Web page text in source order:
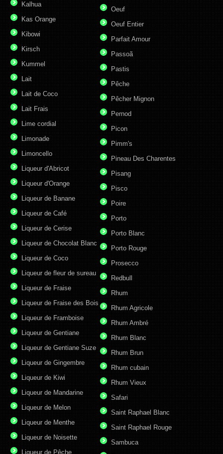
Kalhua
Kas Orange
Kibowi
Kirsch
Kummel
Lait
Lait de Coco
Lait Frais
Lime cordial
Limonade
Limoncello
Liqueur d'Abricot
Liqueur d'Orange
Liqueur de Banane
Liqueur de Café
Liqueur de Cerise
Liqueur de Chocolat Blanc
Liqueur de Coco
Liqueur de fleur de sureau
Liqueur de Fraise
Liqueur de Fraise des Bois
Liqueur de Framboise
Liqueur de Gentiane
Liqueur de Gentiane Suze
Liqueur de Gingembre
Liqueur de Kiwi
Liqueur de Mandarine
Liqueur de Melon
Liqueur de Menthe
Liqueur de Noisette
Liqueur de Pêche
Oeuf
Oeuf Entier
Parfait Amour
Passoã
Pastis
Pêche
Pêcher Mignon
Pernod
Picon
Pimm's
Pineau Des Charentes
Pisang
Pisco
Poire
Porto
Porto Blanc
Porto Rouge
Prosecco
Redbull
Rhum
Rhum Agricole
Rhum Ambré
Rhum Blanc
Rhum Brun
Rhum cubain
Rhum Vieux
Safari
Saint Raphael Blanc
Saint Raphael Rouge
Sambuca